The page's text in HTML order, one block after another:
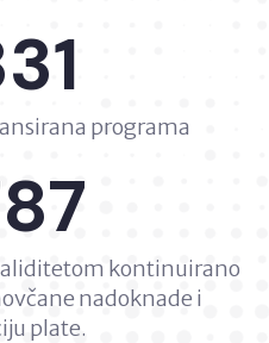
programa
kontinuirano
nadoknade i
plate.